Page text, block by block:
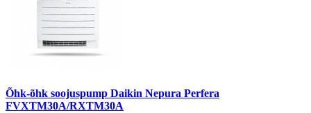
Õhk-õhk soojuspump Daikin Nepura Perfera
FVXTM30A/RXTM30A